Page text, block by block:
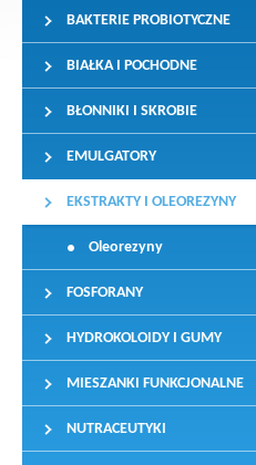
BAKTERIE PROBIOTYCZNE
BIAŁKA I POCHODNE
BŁONNIKI I SKROBIE
EMULGATORY
EKSTRAKTY I OLEOREZYNY
Oleorezyny
FOSFORANY
HYDROKOLOIDY I GUMY
MIESZANKI FUNKCJONALNE
NUTRACEUTYKI